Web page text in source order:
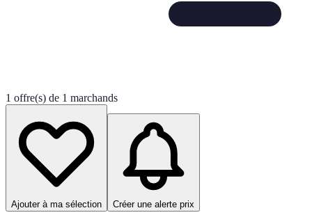
1 offre(s) de 1 marchands
Ajouter à ma sélection Créer une alerte prix